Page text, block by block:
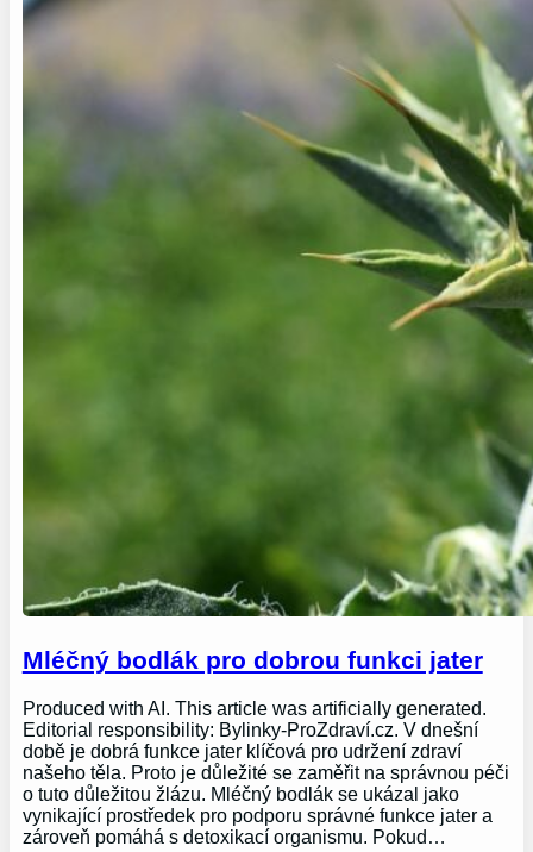
Mléčný bodlák pro dobrou funkci jater
Produced with AI. This article was artificially generated.
Editorial responsibility: Bylinky-ProZdraví.cz. V dnešní
době je dobrá funkce jater klíčová pro udržení zdraví
našeho těla. Proto je důležité se zaměřit na správnou péči
o tuto důležitou žlázu. Mléčný bodlák se ukázal jako
vynikající prostředek pro podporu správné funkce jater a
zároveň pomáhá s detoxikací organismu. Pokud…